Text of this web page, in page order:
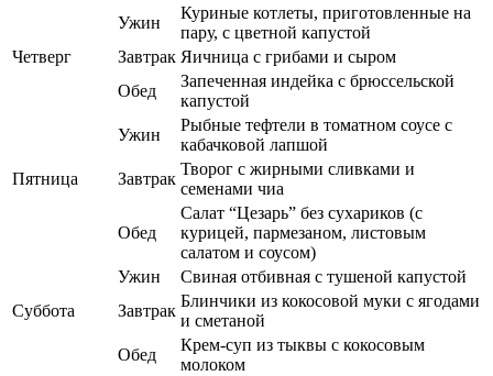
Ужин
Куриные котлеты, приготовленные на
пару, с цветной капустой
Четверг
Завтрак Яичница с грибами и сыром
Обед
Запеченная индейка с брюссельской
капустой
Ужин
Рыбные тефтели в томатном соусе с
кабачковой лапшой
Пятница
Завтрак
Творог с жирными сливками и
семенами чиа
Обед
Салат “Цезарь” без сухариков (с
курицей, пармезаном, листовым
салатом и соусом)
Ужин
Свиная отбивная с тушеной капустой
Суббота
Завтрак
Блинчики из кокосовой муки с ягодами
и сметаной
Обед
Крем-суп из тыквы с кокосовым
молоком